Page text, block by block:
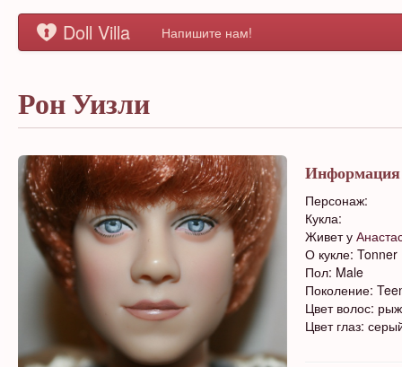
Doll Villa Напишите нам!
Рон Уизли
Информация
Персонаж:
Кукла:
Живет у
О кукле: Tonner
Пол: Male
Поколение:
Цвет волос:
Цвет глаз: